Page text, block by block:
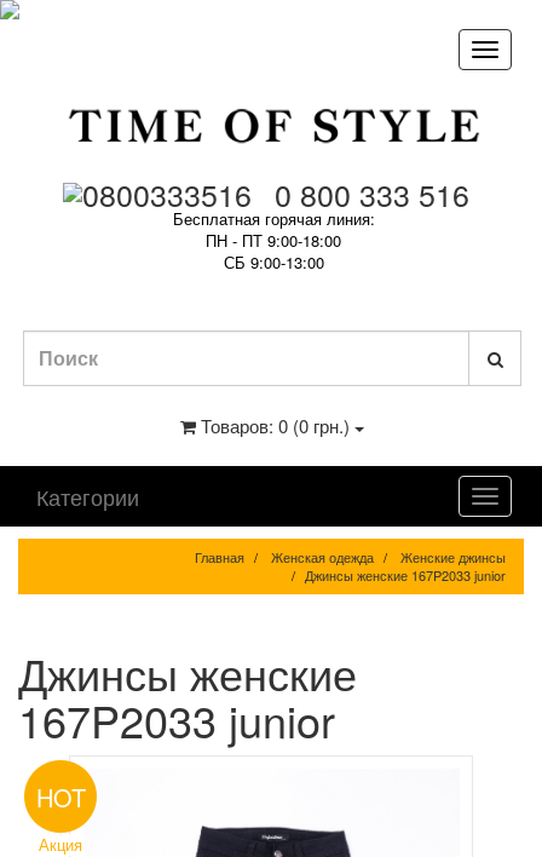
0 800 333 516
Бесплатная горячая линия:
ПН - ПТ 9:00-18:00
СБ 9:00-13:00
Товаров: 0 (0 грн.)
Категории
Главная Женская одежда
Женские джинсы
Джинсы женские 167P2033 junior
Джинсы женские
167P2033 junior
HOT
Акция